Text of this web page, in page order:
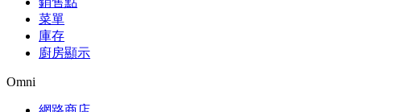
菜單
庫存
廚房顯示
Omni